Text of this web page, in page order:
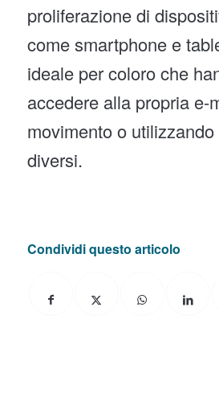
proliferazione di
come smartphone e
ideale per coloro che
accedere alla propria e-
movimento o
diversi.
Condividi questo articolo